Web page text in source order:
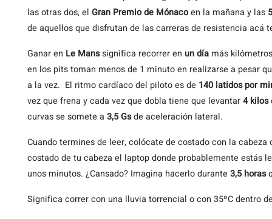
las otras dos, el Gran Premio de Mónacoen la mañana y las
de aquellos que disfrutan de las carreras de resistencia acá
Ganar en Le Manssignifica recorrer en un día más
en los pits toman menos de 1 minuto en realizarse a pesar
a la vez. El ritmo cardíaco del piloto es de 140 latidos por
vez que frena y cada vez que dobla tiene que levantar4 kilos
curvas se somete a 3,5 Gsde aceleración lateral.
Cuando termines de leer, colócate de costado con la
costado de tu cabeza el laptop donde probablemente estás
unos minutos. ¿Cansado? Imagina hacerlo durante 3,5 horas
Significa correr con una lluvia torrencial o con 35ºC dentro